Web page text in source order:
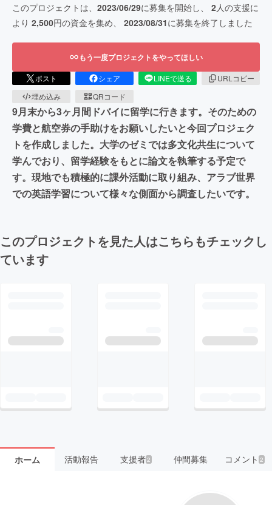
このプロジェクトは、 2023/06/29に募集を開始し、 2人の支援に
より 2,500円の資金を集め、 2023/08/31に募集を終了しました
もう一度プロジェクトをやってほしい
ポスト シェア LINEで送る
URLコピー
埋め込み
QRコード
9月末から3ヶ月間ドバイに留学に行きます。そのための
学費と航空券の手助けをお願いしたいと今回プロジェク
トを作成しました。大学のゼミでは多文化共生について
学んでおり、留学経験をもとに論文を執筆する予定で
す。現地でも積極的に課外活動に取り組み、アラブ世界
での英語学習について様々な側面から調査したいです。
このプロジェクトを見た人はこちらもチェックし
ています
ホーム 活動報告 支援者 2 仲間募集 コメント 2